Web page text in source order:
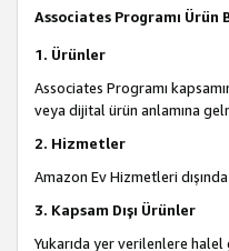
Associates Programı
1. Ürünler
Associates Programı
veya dijital ürün anlamına
2. Hizmetler
Amazon Ev Hizmetleri
3. Kapsam Dışı Ürünler
Yukarıda yer verilenlere